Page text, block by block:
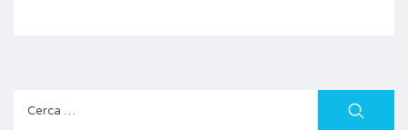
Ricerca